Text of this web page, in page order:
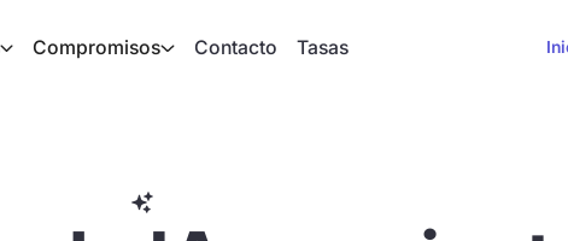
Compromisos Contacto Tasas